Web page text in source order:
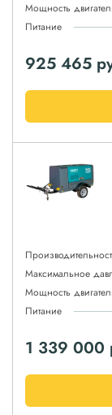
Мощность
Питание
925 465
Максимальное
Мощность
Питание
1 339 000